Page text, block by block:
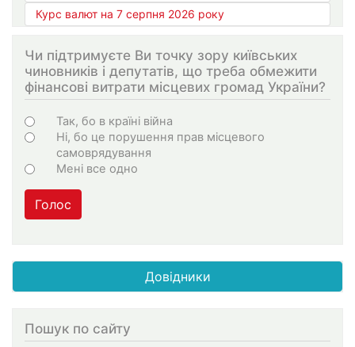
Курс валют на 7 серпня 2026 року
Чи підтримуєте Ви точку зору київських
чиновників і депутатів, що треба обмежити
фінансові витрати місцевих громад України?
Варіанти
Так, бо в країні війна
Ні, бо це порушення прав місцевого
самоврядування
Мені все одно
Голос
Довідники
Пошук по сайту